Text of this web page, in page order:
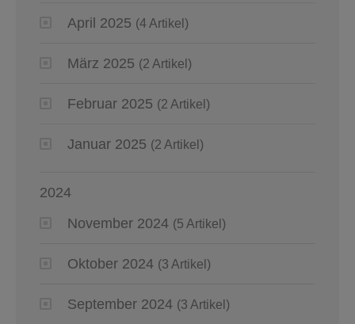
April 2025 (4 Artikel)
März 2025 (2 Artikel)
Februar 2025 (2 Artikel)
Januar 2025 (2 Artikel)
2024
November 2024 (5 Artikel)
Oktober 2024 (3 Artikel)
September 2024 (3 Artikel)